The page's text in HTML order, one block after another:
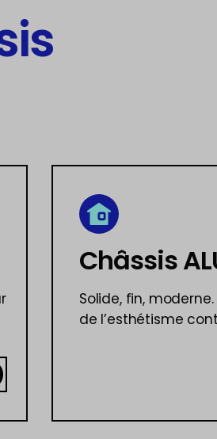
Châssis
Solide, fin,
de l’esthétisme